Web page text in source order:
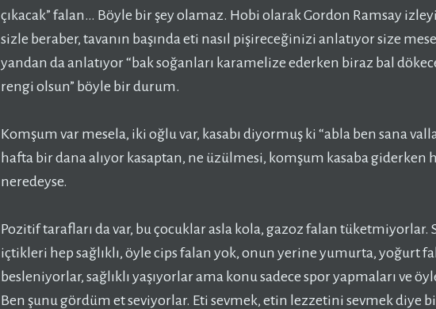
çıkacak” falan… Böyle bir şey olamaz. Hobi olarak Gordon Ramsay
sizle beraber, tavanın başında eti nasıl pişireceğinizi anlatıyor size
yandan da anlatıyor “bak soğanları karamelize ederken biraz bal
rengi olsun” böyle bir durum.
Komşum var mesela, iki oğlu var, kasabı diyormuş ki “abla ben sana
hafta bir dana alıyor kasaptan, ne üzülmesi, komşum kasaba giderken
neredeyse.
Pozitif tarafları da var, bu çocuklar asla kola, gazoz falan tüketmiyorlar.
içtikleri hep sağlıklı, öyle cips falan yok, onun yerine yumurta, yoğurt
besleniyorlar, sağlıklı yaşıyorlar ama konu sadece spor yapmaları ve
Ben şunu gördüm et seviyorlar. Eti sevmek, etin lezzetini sevmek diye